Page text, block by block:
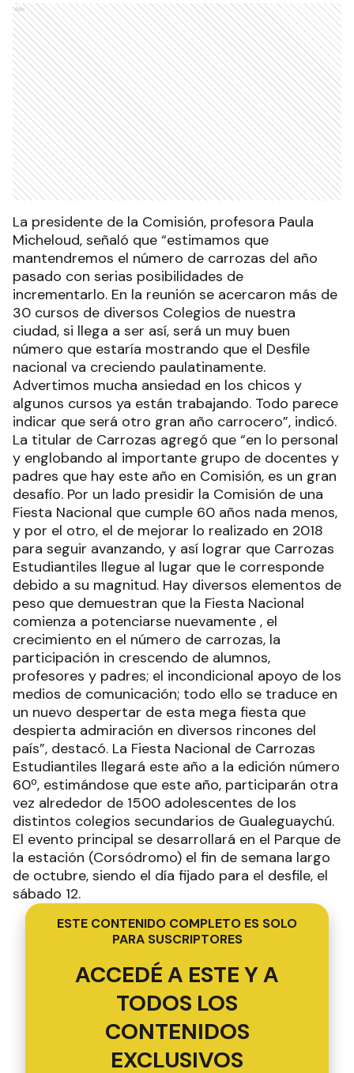
Ads
La presidente de la Comisión, profesora Paula
Micheloud, señaló que “estimamos que
mantendremos el número de carrozas del año
pasado con serias posibilidades de
incrementarlo. En la reunión se acercaron más de
30 cursos de diversos Colegios de nuestra
ciudad, si llega a ser así, será un muy buen
número que estaría mostrando que el Desfile
nacional va creciendo paulatinamente.
Advertimos mucha ansiedad en los chicos y
algunos cursos ya están trabajando. Todo parece
indicar que será otro gran año carrocero”, indicó.
La titular de Carrozas agregó que “en lo personal
y englobando al importante grupo de docentes y
padres que hay este año en Comisión, es un gran
desafío. Por un lado presidir la Comisión de una
Fiesta Nacional que cumple 60 años nada menos,
y por el otro, el de mejorar lo realizado en 2018
para seguir avanzando, y así lograr que Carrozas
Estudiantiles llegue al lugar que le corresponde
debido a su magnitud. Hay diversos elementos de
peso que demuestran que la Fiesta Nacional
comienza a potenciarse nuevamente , el
crecimiento en el número de carrozas, la
participación in crescendo de alumnos,
profesores y padres; el incondicional apoyo de los
medios de comunicación; todo ello se traduce en
un nuevo despertar de esta mega fiesta que
despierta admiración en diversos rincones del
país”, destacó. La Fiesta Nacional de Carrozas
Estudiantiles llegará este año a la edición número
60º, estimándose que este año, participarán otra
vez alrededor de 1500 adolescentes de los
distintos colegios secundarios de Gualeguaychú.
El evento principal se desarrollará en el Parque de
la estación (Corsódromo) el fin de semana largo
de octubre, siendo el día fijado para el desfile, el
sábado 12.
PARA SUSCRIPTORES
ACCEDÉ A ESTE Y A
TODOS LOS
CONTENIDOS